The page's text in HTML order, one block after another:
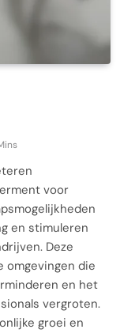
voor
en stimuleren
Deze
omgevingen die
en het
vergroten.
groei en